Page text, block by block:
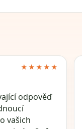
★★★★★
odpověď
vašich